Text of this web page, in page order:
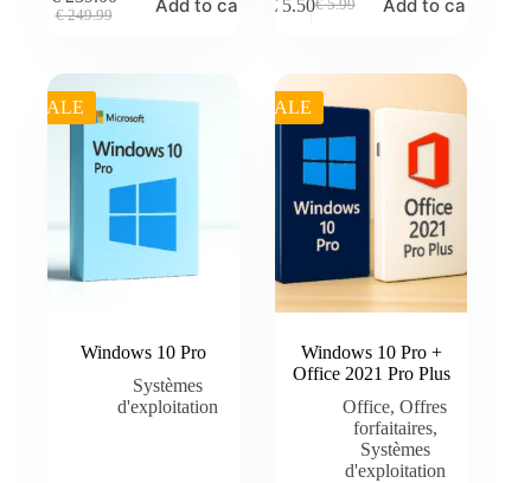
€249.99
Original
€ 249.99.
Current
€ 239.00.
Add to cart €5.99
Original
€ 5.99.
€5.50Current
€ 5.50.
Add to cart
SALE
Windows 10 Pro
Systèmes
d'exploitation
SALE
Windows 10 Pro +
Office 2021 Pro Plus
Office,Offres
forfaitaires,
Systèmes
d'exploitation